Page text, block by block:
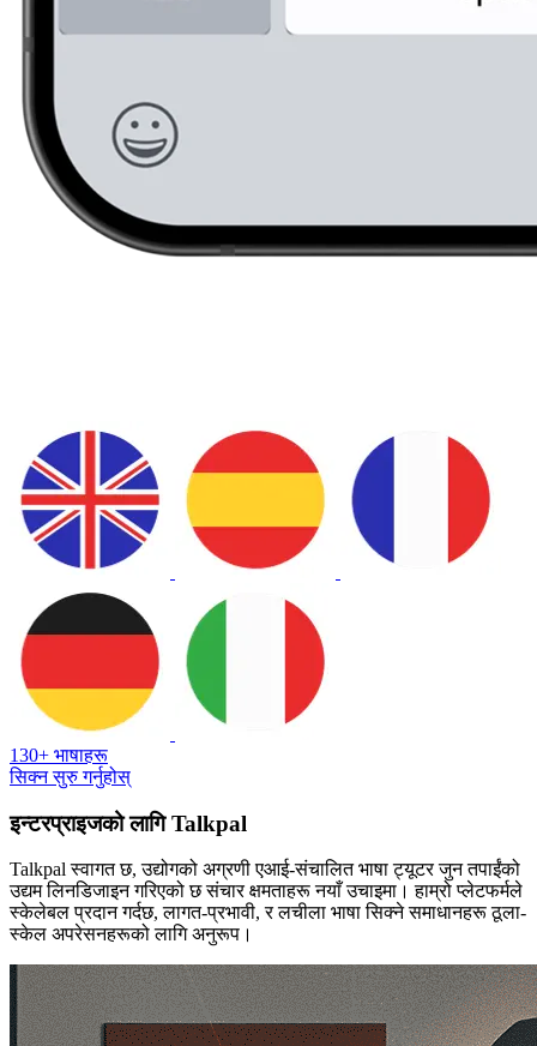
130+ भाषाहरू
सिक्न सुरु गर्नुहोस्
इन्टरप्राइजको लागि Talkpal
Talkpal स्वागत छ, उद्योगको अग्रणी एआई-संचालित भाषा ट्यूटर जुन तपाईंको
उद्यम लिनडिजाइन गरिएको छ संचार क्षमताहरू नयाँ उचाइमा। हाम्रो प्लेटफर्मले
स्केलेबल प्रदान गर्दछ, लागत-प्रभावी, र लचीला भाषा सिक्ने समाधानहरू ठूला-
स्केल अपरेसनहरूको लागि अनुरूप।